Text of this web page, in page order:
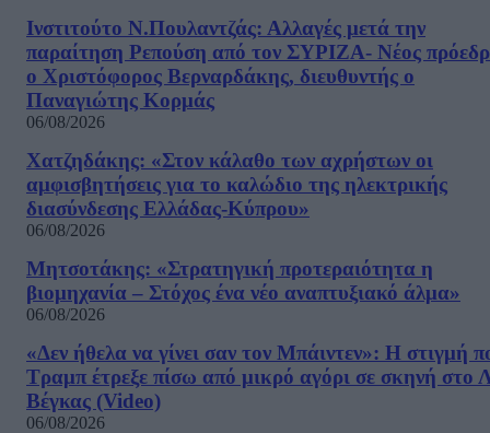
Ινστιτούτο Ν.Πουλαντζάς: Αλλαγές μετά την
παραίτηση Ρεπούση από τον ΣΥΡΙΖΑ- Νέος
ο Χριστόφορος Βερναρδάκης, διευθυντής ο
Παναγιώτης Κορμάς
06/08/2026
Χατζηδάκης: «Στον κάλαθο των αχρήστων οι
αμφισβητήσεις για το καλώδιο της ηλεκτρικής
διασύνδεσης Ελλάδας-Κύπρου»
06/08/2026
Μητσοτάκης: «Στρατηγική προτεραιότητα η
βιομηχανία – Στόχος ένα νέο αναπτυξιακό άλμα»
06/08/2026
«Δεν ήθελα να γίνει σαν τον Μπάιντεν»: Η στιγμή
Τραμπ έτρεξε πίσω από μικρό αγόρι σε σκηνή στο
Βέγκας (Video)
06/08/2026